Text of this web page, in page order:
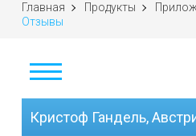
Главная Продукты
Отзывы
Скачать
Кристоф Гандель,